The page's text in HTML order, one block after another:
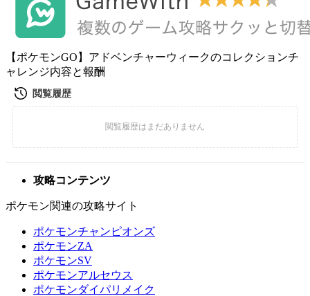
【ポケモンGO】アドベンチャーウィークのコレクションチ
ャレンジ内容と報酬
攻略コンテンツ
ポケモン関連の攻略サイト
ポケモンチャンピオンズ
ポケモンZA
ポケモンSV
ポケモンアルセウス
ポケモンダイパリメイク